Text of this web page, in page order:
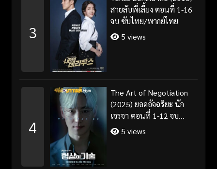
3
สายลับพี่เลี้ยง ตอนที่ 1-16
จบ ซับไทย/พากย์ไทย
5 views
4
The Art of Negotiation
(2025) ยอดอัจฉริยะ นัก
เจรจา ตอนที่ 1-12 จบ
พากย์ไทย/ซับไทย
5 views